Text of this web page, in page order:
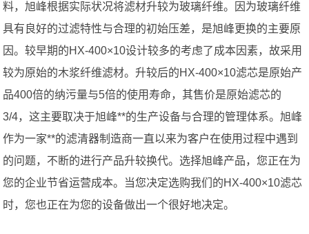
料，旭峰根据实际状况将滤材升较为玻璃纤维。因为玻璃纤维
具有良好的过滤特性与合理的初始压差，是旭峰更换的主要原
因。较早期的HX-400×10设计较多的考虑了成本因素，故采用
较为原始的木浆纤维滤材。升较后的HX-400×10滤芯是原始产
品400倍的纳污量与5倍的使用寿命，其售价是原始滤芯的
3/4，这主要取决于旭峰**的生产设备与合理的管理体系。旭峰
作为一家**的滤清器制造商一直以来为客户在使用过程中遇到
的问题，不断的进行产品升较换代。选择旭峰产品，您正在为
您的企业节省运营成本。当您决定选购我们的HX-400×10滤芯
时，您也正在为您的设备做出一个很好地决定。